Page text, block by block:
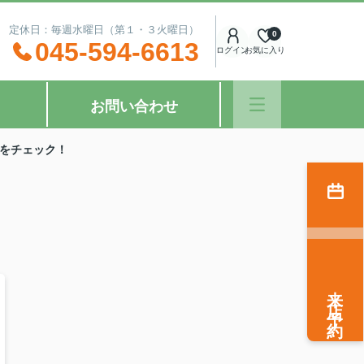
休日：毎週水曜日（第１・３火曜日）
045-594-6613 ログインお気に入り
0
お問い合わせ
チェック！
来店予約